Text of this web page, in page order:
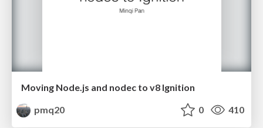
Moving Node.js and nodec to v8 Ignition
pmq20
0 410